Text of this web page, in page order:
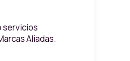
servicios
Aliadas.